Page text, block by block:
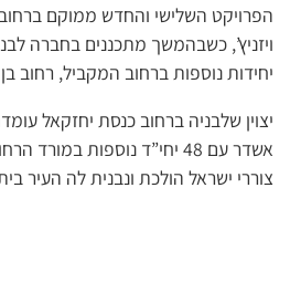
הפרויקט השלישי והחדש ממוקם
יחידות נוספות ברחוב המקביל, רחוב
יצוין שלבניה ברחוב כנסת יחזקאל
אשדר עם 48 יחי”ד נוספות
צוררי ישראל הולכת ונבנית לה העיר